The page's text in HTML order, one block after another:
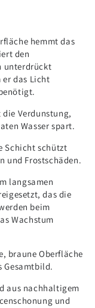
hemmt das
den
unterdrückt
das Licht
Verdunstung,
Wasser spart.
Schicht schützt
und Frostschäden.
langsamen
das die
beim
Wachstum
braune Oberfläche
Gesamtbild.
aus nachhaltigem
und